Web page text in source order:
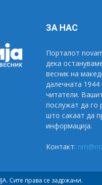
ЗА НАС
Порталот
дека
весник на
далечната
читатели.
послужат да го
што сакаат да
информација.
Контакт:
Сите права се задржани.